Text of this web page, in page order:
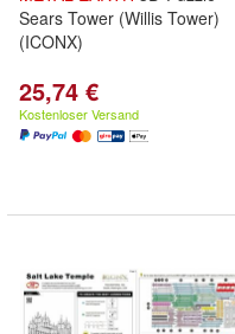
Sears Tower (Willis Tower)
(ICONX)
25,74 €
Kostenloser Versand